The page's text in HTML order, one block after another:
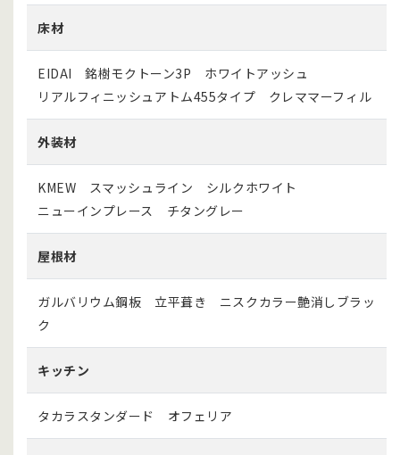
床材
EIDAI 銘樹モクトーン3P ホワイトアッシュ
リアルフィニッシュアトム455タイプ クレママーフィル
外装材
KMEW スマッシュライン シルクホワイト
ニューインプレース チタングレー
屋根材
ガルバリウム鋼板 立平葺き ニスクカラー艶消しブラッ
ク
キッチン
タカラスタンダード オフェリア